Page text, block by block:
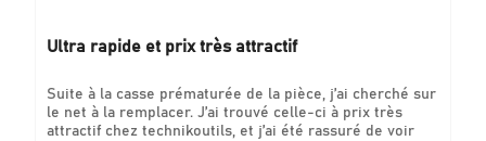
Ultra rapide et prix très attractif
Suite à la casse prématurée de la pièce, j’ai cherché sur
le net à la remplacer. J’ai trouvé celle-ci à prix très
attractif chez technikoutils, et j’ai été rassuré de voir